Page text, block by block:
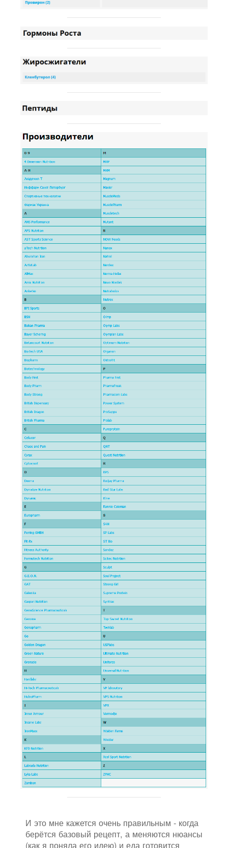
И это мне кажется очень правильным - когда
берётся базовый рецепт, а меняются нюансы
(как я поняла его идею) и еда готовится